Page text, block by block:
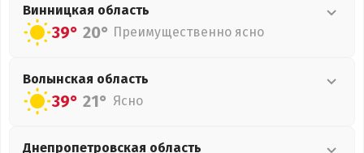
Винницкая область
39° 20° Преимущественно ясно
Волынская область
39° 21° Ясно
Днепропетровская область